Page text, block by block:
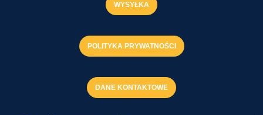
WYSYŁKA
POLITYKA PRYWATNOŚCI
DANE KONTAKTOWE